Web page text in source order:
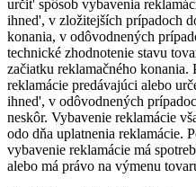
určit' spôsob vybavenia
ihned', v zložitejších prípadoch
konania, v odôvodnených
technické zhodnotenie stavu
začiatku reklamačného konania.
reklamácie predávajúci alebo
ihned', v odôvodnených
neskôr. Vybavenie reklamácie
odo dňa uplatnenia reklamácie.
vybavenie reklamácie má
alebo má právo na výmenu